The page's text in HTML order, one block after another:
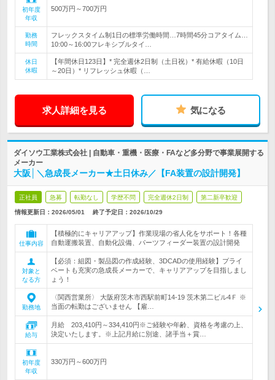
初年度
年収
500万円～700万円
勤務
時間
フレックスタイム制1日の標準労働時間…7時間45分コアタイム…
10:00～16:00フレキシブルタイ…
休日
休暇
【年間休日123日】* 完全週休2日制（土日祝）* 有給休暇（10日
～20日）* リフレッシュ休暇（…
求人詳細を見る 気になる
ダイソウ工業株式会社 | 自動車・重機・医療・FAなど多分野で事業展開する
メーカー
大阪│＼急成長メーカー★土日休み／【FA装置の設計開発】
正社員 急募 転勤なし 学歴不問 完全週休2日制 第二新卒歓迎
情報更新日：2026/05/01 終了予定日： 2026/10/29
仕事内容
【積極的にキャリアアップ】作業現場の省人化をサポート！各種
自動運搬装置、自動化設備、パーツフィーダー装置の設計開発
対象と
なる方
【必須：組図・製品図の作成経験、3DCADの使用経験】プライ
ベートも充実の急成長メーカーで、キャリアアップを目指しまし
ょう！
勤務地
〈関西営業所〉 大阪府茨木市西駅前町14-19 茨木第二ビル4Ｆ ※
当面の転勤はございません 【雇…
給与
月給 203,410円～334,410円※ご経験や年齢、資格を考慮の上、
決定いたします。※上記月給に別途、諸手当＋賞…
初年度
年収
330万円～600万円